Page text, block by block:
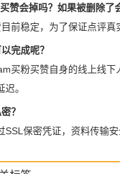
赞会掉吗？如果被删除了
前稳定，为了保证点评
完成呢？
买粉买赞自身的线上线
。
？
SSL保密凭证，资料传输